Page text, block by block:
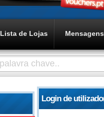
Lista de Lojas Mensagens
Login de